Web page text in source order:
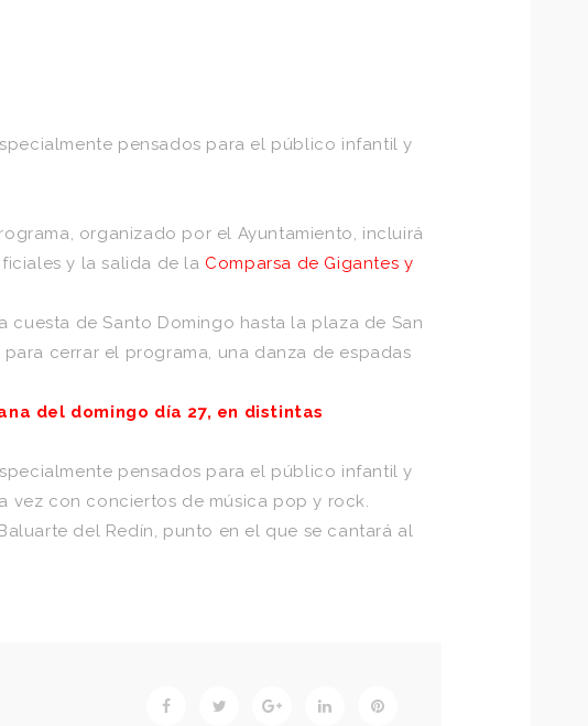
pensados para el público infantil y
organizado por el Ayuntamiento, incluirá
y la salida de la Comparsa de Gigantes y
cuesta de Santo Domingo hasta la plaza de San
cerrar el programa, una danza de espadas
del domingo día 27, en distintas
pensados para el público infantil y
vez con conciertos de música pop y rock.
del Redín, punto en el que se cantará al